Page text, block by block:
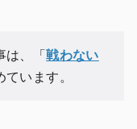
は、「戦わない
います。